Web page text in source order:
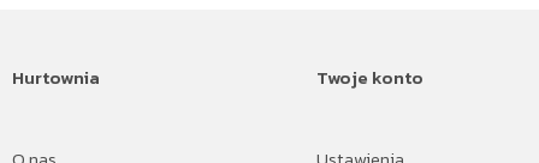
Hurtownia Twoje konto